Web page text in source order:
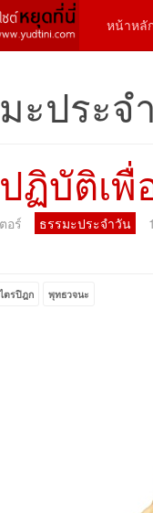
หน้าหลั
ะประจ
ฏิบัติเ
อร์ ธรรมะประจำวัน
ตรปิฎก พุทธวจนะ